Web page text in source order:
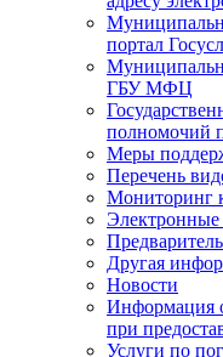
портал
ГБУ МФЦ
полномочий
Меры
Перечень
Мониторинг
Электронные
Другая
Новости
Информация
при
Услуги по